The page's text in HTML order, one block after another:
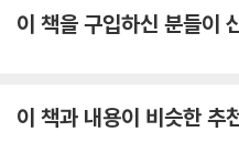
이 책을 구입하신 분들이
이 책과 내용이 비슷한 추